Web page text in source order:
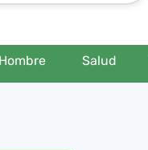
Hombre Salud